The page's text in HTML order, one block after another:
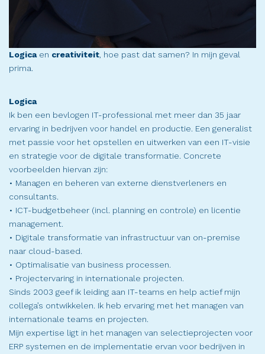
Logicaen creativiteit, hoe past dat samen? In mijn geval
prima.
Logica
Ik ben een bevlogen IT-professional met meer dan 35 jaar
ervaring in bedrijven voor handel en productie. Een generalist
met passie voor het opstellen en uitwerken van een IT-visie
en strategie voor de digitale transformatie. Concrete
voorbeelden hiervan zijn:
• Managen en beheren van externe dienstverleners en
consultants.
• ICT-budgetbeheer (incl. planning en controle) en licentie
management.
• Digitale transformatie van infrastructuur van on-premise
naar cloud-based.
• Optimalisatie van business processen.
• Projectervaring in internationale projecten.
Sinds 2003 geef ik leiding aan IT-teams en help actief mijn
collega’s ontwikkelen. Ik heb ervaring met het managen van
internationale teams en projecten.
Mijn expertise ligt in het managen van selectieprojecten voor
ERP systemen en de implementatie ervan voor bedrijven in